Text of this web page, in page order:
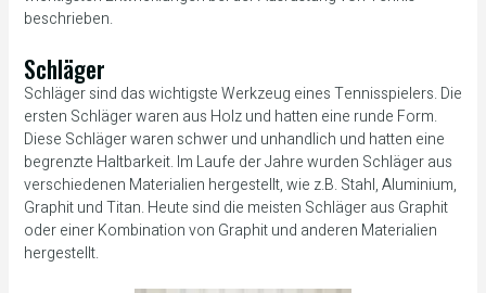
beschrieben.
Schläger
Schläger sind das wichtigste Werkzeug eines Tennisspielers. Die
ersten Schläger waren aus Holz und hatten eine runde Form.
Diese Schläger waren schwer und unhandlich und hatten eine
begrenzte Haltbarkeit. Im Laufe der Jahre wurden Schläger aus
verschiedenen Materialien hergestellt, wie z.B. Stahl, Aluminium,
Graphit und Titan. Heute sind die meisten Schläger aus Graphit
oder einer Kombination von Graphit und anderen Materialien
hergestellt.